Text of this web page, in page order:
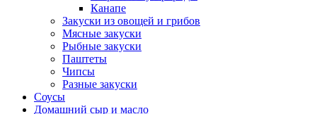
Канапе
Закуски из овощей и грибов
Мясные закуски
Рыбные закуски
Паштеты
Чипсы
Разные закуски
Соусы
Домашний сыр и масло